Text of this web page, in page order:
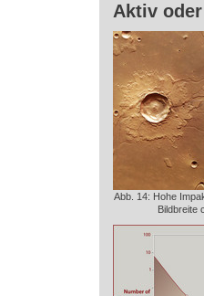
Aktiv
Abb. 14: Hohe
Bildbreite